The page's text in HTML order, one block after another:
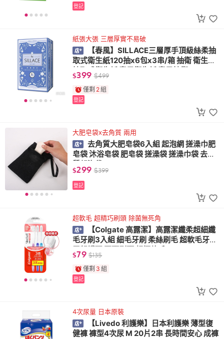
登記
紙張大張 三層厚實不易破
【春風】SILLACE三層厚手頂級絲柔抽
取式衛生紙120抽x6包x3串/箱 抽衛 衛生紙
抽取式衛生紙 春風衛生紙 春風抽衛
$399 $499
僅剩 2組
登記
大肥皂袋x去角質 兩用
去角質大肥皂袋6入組 起泡網 搓澡巾肥
皂袋 沐浴皂袋 肥皂袋 搓澡袋 搓澡巾袋 去角
$299 $399
登記
超軟毛 超精巧刷頭 除菌無死角
【Colgate 高露潔】高露潔纖柔超細纖
毛牙刷3入組 細毛牙刷 柔絲刷毛 超軟毛牙刷
$79 $135
僅剩 3 組
登記
4次尿量 日本原裝
【Livedo 利護樂】日本利護樂 薄型復
健褲 褲型4次尿 M 20片2串 長時間安心 成褲